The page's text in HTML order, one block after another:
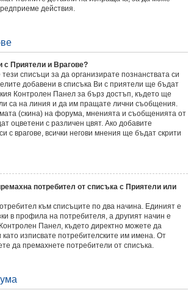
действия.
с Приятели и Врагове?
списъци за да организирате познанствата си
добавени в списъка Ви с приятели ще бъдат
Контролен Панел за бърз достъп, където ще
са на линия и да им пращате лични съобщения.
(скина) на форума, мненията и съобщенията от
оцветени с различен цвят. Ако добавите
с врагове, всички негови мнения ще бъдат скрити
потребител от списъка с Приятели или
към списъците по два начина. Единият е
в профила на потребителя, а другият начин е
Панел, където директно можете да
изписвате потребителските им имена. От
да премахнете потребители от списъка.